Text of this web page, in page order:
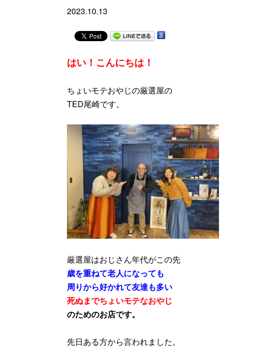
2023.10.13
はい！こんにちは！
ちょいモテおやじの厳選屋の
TED尾崎です。
厳選屋はおじさん年代がこの先
歳を重ねて老人になっても
周りから好かれて友達も多い
死ぬまでちょいモテなおやじ
のためのお店です。
先日ある方から言われました。